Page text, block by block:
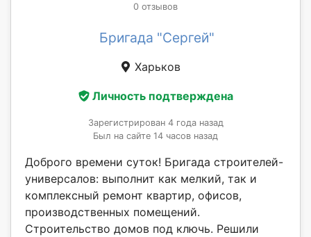
0 отзывов
Бригада "Сергей"
Харьков
Личность подтверждена
Зарегистрирован 4 года назад
Был на сайте 14 часов назад
Доброго времени суток! Бригада строителей-
универсалов: выполнит как мелкий, так и
комплексный ремонт квартир, офисов,
производственных помещений.
Строительство домов под ключь. Решили